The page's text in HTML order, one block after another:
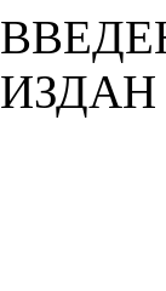
ИЗДАН